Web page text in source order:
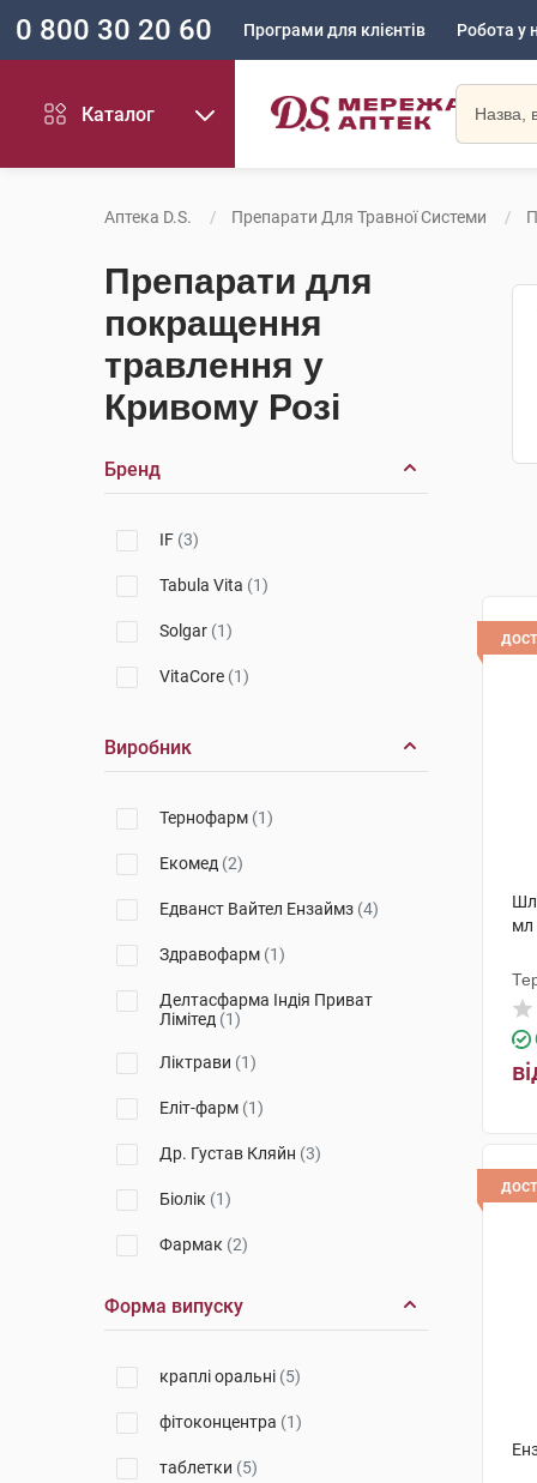
0 800 30 20 60 Програми для клієнтів Робота у
Каталог
Аптека D.S. Препарати Для Травної Системи
Препарати для
покращення
травлення у
Кривому Розі
Бренд
IF (3)
Tabula Vita (1)
Solgar (1)
VitaCore (1)
Виробник
Тернофарм (1)
Екомед (2)
Едванст Вайтел Ензаймз (4)
Здравофарм (1)
Делтасфарма Індія Приват
Лімітед (1)
Ліктрави (1)
Еліт-фарм (1)
Др. Густав Кляйн (3)
Біолік (1)
Фармак (2)
Ензіфарм, ФК, ТОВ(1)
Торрент Фармасьютікалс
Прімеа(1)
Форсаж плюс
Форма випуску
краплі оральні (5)
фітоконцентра (1)
таблетки (5)
мл